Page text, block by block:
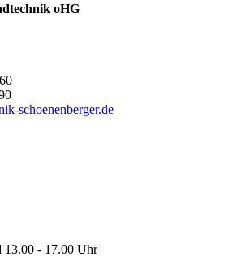
oHG
schoenenberger.de
13.00 - 17.00 Uhr